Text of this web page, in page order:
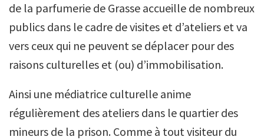
de la parfumerie de Grasse accueille de nombreux
publics dans le cadre de visites et d’ateliers et va
vers ceux qui ne peuvent se déplacer pour des
raisons culturelles et (ou) d’immobilisation.
Ainsi une médiatrice culturelle anime
régulièrement des ateliers dans le quartier des
mineurs de la prison. Comme à tout visiteur du